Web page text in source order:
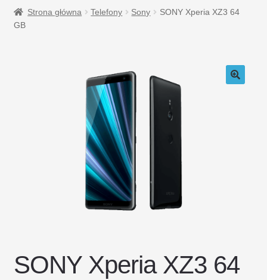
menu
BEZPIECZNE PŁATNOŚCI
DOSTAWA I ZWROTY
Strona główna Telefony Sony
SONY Xperia XZ3 64
GB
SONY Xperia XZ3 64